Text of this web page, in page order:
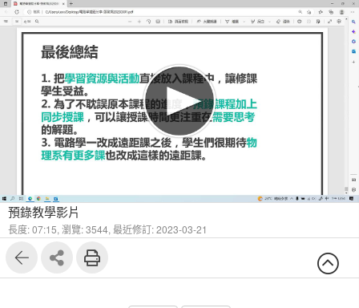
預錄教學影片
長度: 07:15, 瀏覽: 3544, 最近修訂: 2023-03-21